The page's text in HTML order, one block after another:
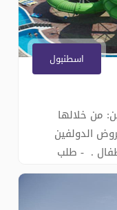
اسطنبول
من خلالها
الدولفين
. - طلب
تشات الموقع